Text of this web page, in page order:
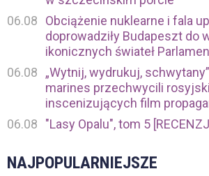
06.08
Obciążenie nuklearne i fala
doprowadziły Budapeszt do
ikonicznych świateł
06.08
„Wytnij, wydrukuj,
marines przechwycili
inscenizujących film
06.08
"Lasy Opalu", tom 5
NAJPOPULARNIEJSZE